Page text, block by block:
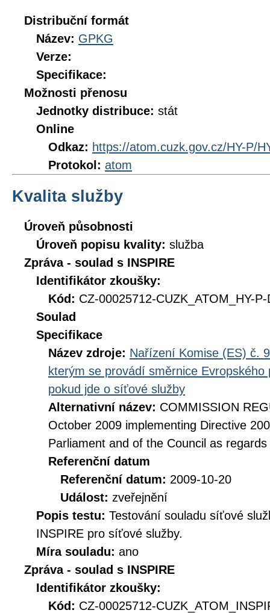
Distribuční formát
Název: GPKG
Verze:
Specifikace:
Možnosti přenosu
Jednotky distribuce: stát
Online
Odkaz: https://atom.cuzk.gov.cz/HY-P/
Protokol: atom
Kvalita služby
Úroveň působnosti
Úroveň popisu kvality: služba
Zpráva - soulad s INSPIRE
Identifikátor zkoušky:
Kód: CZ-00025712-CUZK_ATOM_HY-
Soulad
Specifikace
Název zdroje: Nařízení Komise (ES) č.
kterým se provádí směrnice
pokud jde o síťové služby
Alternativní název: COMMISSION
October 2009 implementing Directive
Parliament and of the Council as
Referenční datum
Referenční datum: 2009-10-20
Událost: zveřejnění
Popis testu: Testování souladu síťové
INSPIRE pro síťové služby.
Míra souladu: ano
Zpráva - soulad s INSPIRE
Identifikátor zkoušky:
Kód: CZ-00025712-